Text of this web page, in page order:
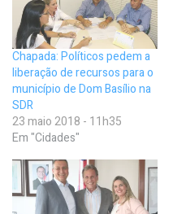
Chapada: Políticos pedem a
liberação de recursos para o
município de Dom Basílio na
SDR
23 maio 2018 - 11h35
Em "Cidades"